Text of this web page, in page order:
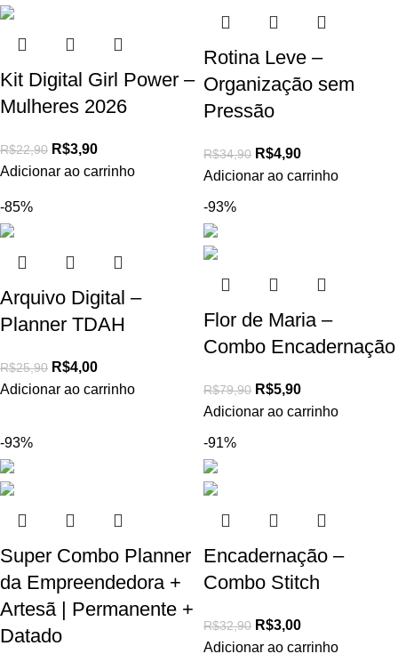
Kit Digital Girl Power –
Mulheres 2026
R$22,90 R$3,90
Adicionar ao carrinho
Rotina Leve –
Organização sem
Pressão
R$34,90 R$4,90
Adicionar ao carrinho
-85%
Arquivo Digital –
Planner TDAH
R$25,90 R$4,00
Adicionar ao carrinho
-93%
Flor de Maria –
Combo Encadernação
R$79,90 R$5,90
Adicionar ao carrinho
-93%
Super Combo Planner
da Empreendedora +
Artesã | Permanente +
Datado
-91%
Encadernação –
Combo Stitch
R$32,90 R$3,00
Adicionar ao carrinho